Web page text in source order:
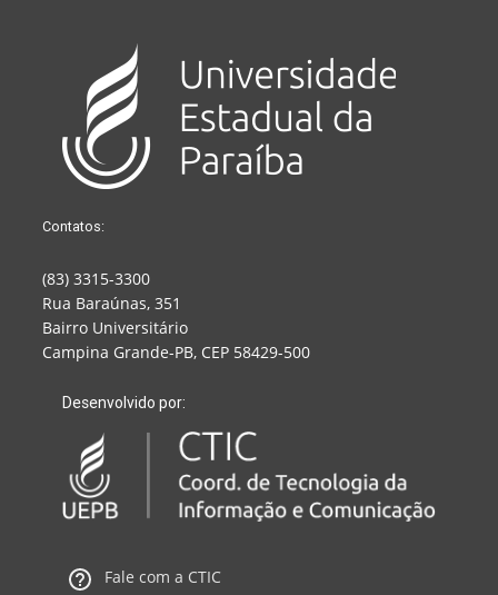
Contatos:
(83) 3315-3300
Rua Baraúnas, 351
Bairro Universitário
Campina Grande-PB, CEP 58429-500
Desenvolvido por:
Fale com a CTIC